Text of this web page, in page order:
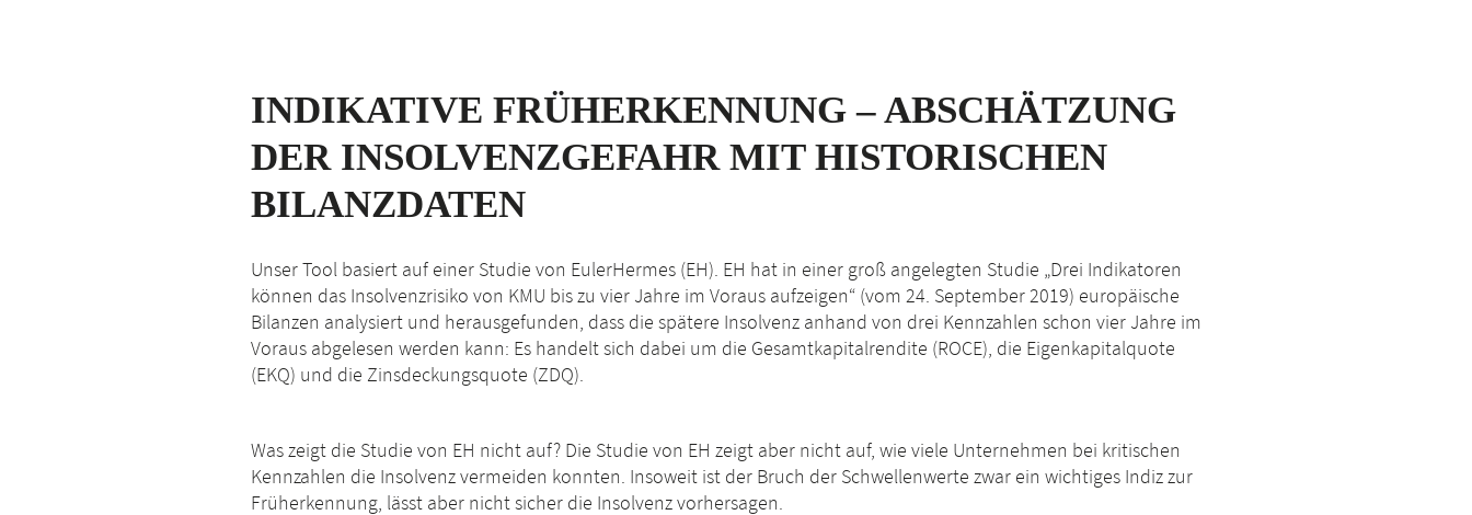
INDIKATIVE FRÜH­ERKENNUNG – ABSCHÄTZUNG
DER INSOLVENZGEFAHR MIT HISTORISCHEN
BILANZDATEN
Unser Tool basiert auf einer Studie von EulerHermes (EH). EH hat in einer groß angelegten Studie „Drei Indikatoren
können das Insolvenzrisiko von KMU bis zu vier Jahre im Voraus aufzeigen“ (vom 24. September 2019) europäische
Bilanzen analysiert und herausgefunden, dass die spätere Insolvenz anhand von drei Kennzahlen schon vier Jahre im
Voraus abgelesen werden kann: Es handelt sich dabei um die Gesamtkapitalrendite (ROCE), die Eigenkapitalquote
(EKQ) und die Zinsdeckungsquote (ZDQ).
Was zeigt die Studie von EH nicht auf? Die Studie von EH zeigt aber nicht auf, wie viele Unternehmen bei kritischen
Kennzahlen die Insolvenz vermeiden konnten. Insoweit ist der Bruch der Schwellenwerte zwar ein wichtiges Indiz zur
Früherkennung, lässt aber nicht sicher die Insolvenz vorhersagen.